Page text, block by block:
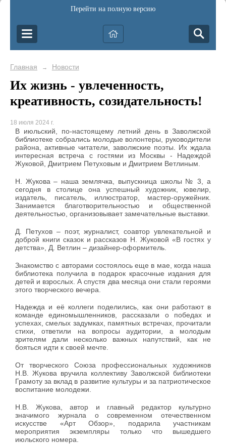
Перейти на полную версию
Главная → Новости
Их жизнь - увлеченность,
креативность, созидательность!
18 июля 2024 г.
В июльский, по-настоящему летний день в Заволжской
библиотеке собрались молодые волонтеры, руководители
района, активные читатели, заволжские поэты. Их ждала
интересная встреча с гостями из Москвы - Надеждой
Жуковой, Дмитрием Петуховым и Дмитрием Ветлиным.
Н. Жукова – наша землячка, выпускница школы № 3, а
сегодня в столице она успешный художник, ювелир,
издатель, писатель, иллюстратор, мастер-оружейник.
Занимается благотворительностью и общественной
деятельностью, организовывает замечательные выставки.
Д. Петухов – поэт, журналист, соавтор увлекательной и
доброй книги сказок и рассказов Н. Жуковой «В гостях у
детства», Д. Ветлин – дизайнер-оформитель.
Знакомство с авторами состоялось еще в мае, когда наша
библиотека получила в подарок красочные издания для
детей и взрослых. А спустя два месяца они стали героями
этого творческого вечера.
Надежда и её коллеги поделились, как они работают в
команде единомышленников, рассказали о победах и
успехах, смелых задумках, памятных встречах, прочитали
стихи, ответили на вопросы аудитории, а молодым
зрителям дали несколько важных напутствий, как не
бояться идти к своей мечте.
От творческого Союза профессиональных художников
Н.В. Жукова вручила коллективу Заволжской библиотеки
Грамоту за вклад в развитие культуры и за патриотическое
воспитание молодежи.
Н.В. Жукова, автор и главный редактор культурно
значимого журнала о современном отечественном
искусстве «Арт Обзор», подарила участникам
мероприятия экземпляры только что вышедшего
июльского номера.